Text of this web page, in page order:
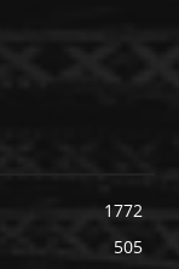
1772
505